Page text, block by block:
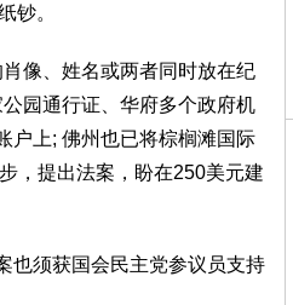
钞。
像、姓名或两者同时放在纪
园通行证、华府多个政府机
户上; 佛州也已将棕榈滩国际
，提出法案，盼在250美元建
也须获国会民主党参议员支持